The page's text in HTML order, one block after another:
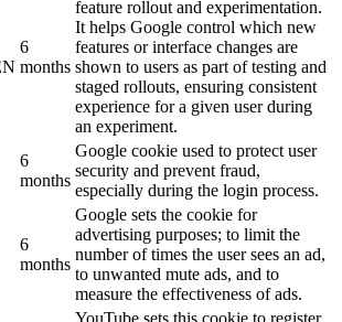
6
months
feature rollout and experimentation.
It helps Google control which new
features or interface changes are
shown to users as part of testing and
staged rollouts, ensuring consistent
experience for a given user during
an experiment.
6
months
Google cookie used to protect user
security and prevent fraud,
especially during the login process.
6
months
Google sets the cookie for
advertising purposes; to limit the
number of times the user sees an ad,
to unwanted mute ads, and to
measure the effectiveness of ads.
YouTube sets this cookie to register